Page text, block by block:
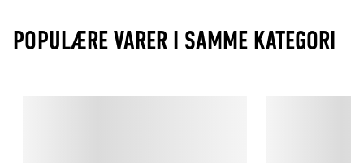
POPULÆRE VARER I SAMME KATEGORI